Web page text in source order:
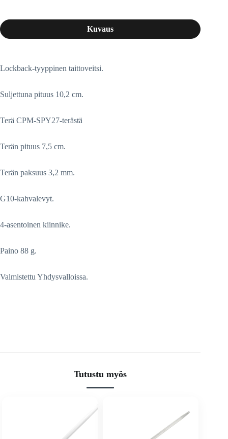
Kuvaus
Lockback-tyyppinen taittoveitsi.
Suljettuna pituus 10,2 cm.
Terä CPM-SPY27-terästä
Terän pituus 7,5 cm.
Terän paksuus 3,2 mm.
G10-kahvalevyt.
4-asentoinen kiinnike.
Paino 88 g.
Valmistettu Yhdysvalloissa.
Tutustu myös